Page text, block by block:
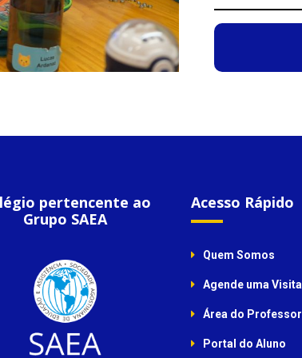
pertencente ao
Grupo SAEA
Acesso Rápido
Quem Somos
Agende uma Visita
Área do Professor
Portal do Aluno